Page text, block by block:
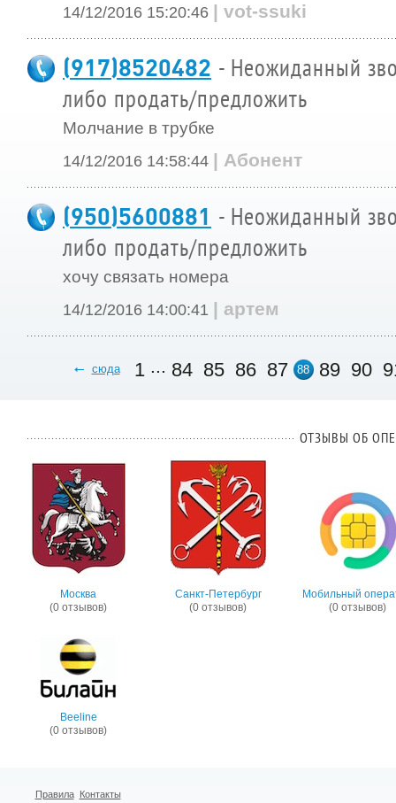
14/12/2016 15:20:46 | vot-ssuki
(917)8520482 - Неожиданный
либо продать/предложить
Молчание в трубке
14/12/2016 14:58:44 | Абонент
(950)5600881 - Неожиданный
либо продать/предложить
хочу связать номера
14/12/2016 14:00:41 | артем
сюда 1 ... 84 85 86 87 88 89 90
ОТЗЫВЫ ОБ
Москва
(0 отзывов)
Санкт-Петербург
(0 отзывов)
Мобильный
(0 отзывов)
Beeline
(0 отзывов)
Правила Контакты